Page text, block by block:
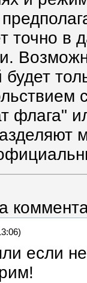
точно в
флага"
если